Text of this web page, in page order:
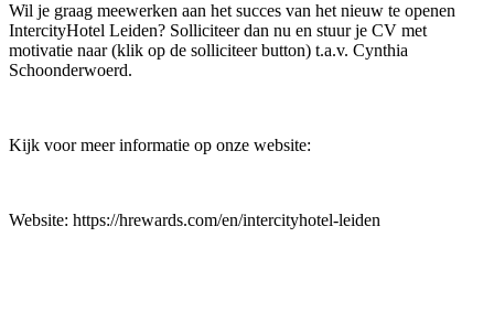
Wil je graag meewerken aan het succes van het nieuw te openen
IntercityHotel Leiden? Solliciteer dan nu en stuur je CV met
motivatie naar (klik op de solliciteer button) t.a.v. Cynthia
Schoonderwoerd.
Kijk voor meer informatie op onze website:
Website: https://hrewards.com/en/intercityhotel-leiden